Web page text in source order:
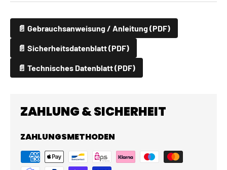
📄 Gebrauchsanweisung / Anleitung (PDF)
📄 Sicherheitsdatenblatt (PDF)
📄 Technisches Datenblatt (PDF)
ZAHLUNG & SICHERHEIT
ZAHLUNGSMETHODEN